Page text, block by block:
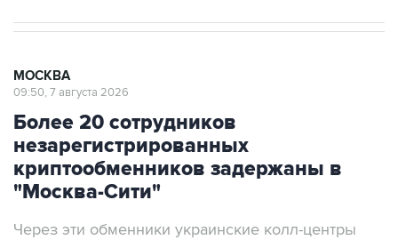
МОСКВА
09:50, 7 августа 2026
Более 20 сотрудников
незарегистрированных
криптообменников задержаны в
"Москва-Сити"
Через эти обменники украинские колл-центры